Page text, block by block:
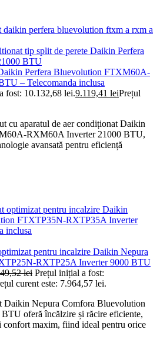
Perfera Bluevolution FTXM60A-
– Telecomanda inclusa
fost: 10.132,68 lei.9.119,41 leiPrețul
cu aparatul de aer condiționat Daikin
RXM60A Inverter 21000 BTU,
avansată pentru eficiență
pentru incalzire Daikin Nepura
RXTP25A Inverter 9000 BTU
lei Prețul inițial a fost:
curent este: 7.964,57 lei.
Daikin Nepura Comfora Bluevolution
oferă încălzire și răcire eficiente,
confort maxim, fiind ideal pentru orice